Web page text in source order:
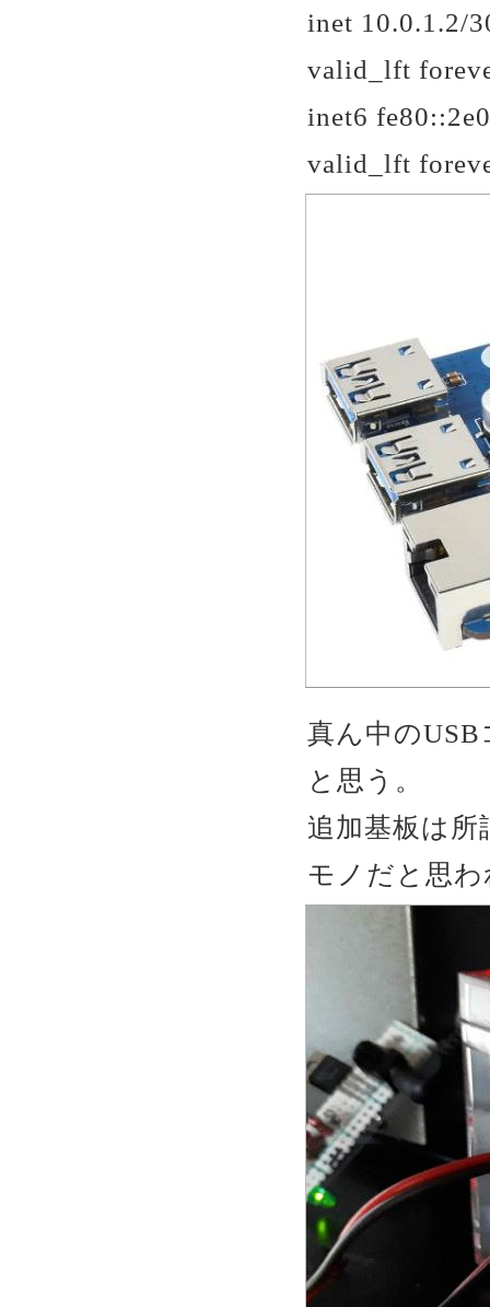
inet 10.0.1.2/
valid_lft
inet6
valid_lft
真ん中の
と思う。
追加基板は所
モノだと思